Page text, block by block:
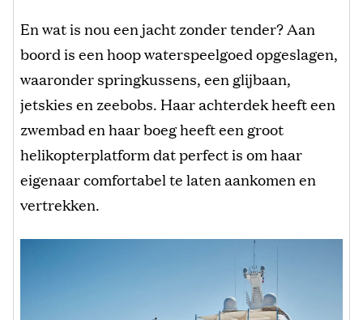
En wat is nou een jacht zonder tender? Aan
boord is een hoop waterspeelgoed opgeslagen,
waaronder springkussens, een glijbaan,
jetskies en zeebobs. Haar achterdek heeft een
zwembad en haar boeg heeft een groot
helikopterplatform dat perfect is om haar
eigenaar comfortabel te laten aankomen en
vertrekken.